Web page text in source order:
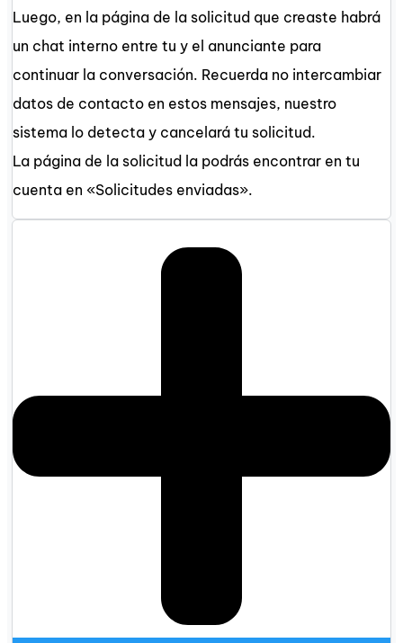
Luego, en la página de la solicitud que creaste habrá
un chat interno entre tu y el anunciante para
continuar la conversación. Recuerda no intercambiar
datos de contacto en estos mensajes, nuestro
sistema lo detecta y cancelará tu solicitud.
La página de la solicitud la podrás encontrar en tu
cuenta en «Solicitudes enviadas».